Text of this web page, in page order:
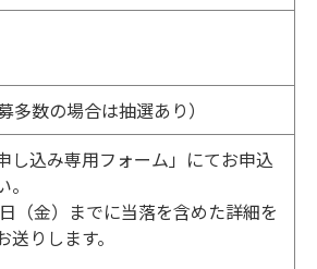
多数の場合は抽選あり）
し込み専用フォーム」にてお申込
（金）までに当落を含めた詳細を
送りします。